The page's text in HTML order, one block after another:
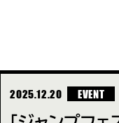
2025.12.20 EVENT